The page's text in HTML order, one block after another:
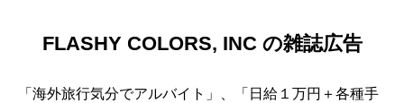
FLASHY COLORS, INC の雑誌広告
「海外旅行気分でアルバイト」、「日給１万円＋各種手